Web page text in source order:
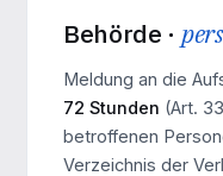
Behörde ·
Meldung an die
72 Stunden (Art.
betroffenen
Verzeichnis der